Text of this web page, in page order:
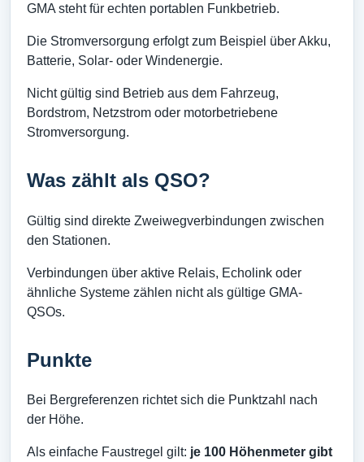
GMA steht für echten portablen Funkbetrieb.
Die Stromversorgung erfolgt zum Beispiel über Akku,
Batterie, Solar- oder Windenergie.
Nicht gültig sind Betrieb aus dem Fahrzeug,
Bordstrom, Netzstrom oder motorbetriebene
Stromversorgung.
Was zählt als QSO?
Gültig sind direkte Zweiwegverbindungen zwischen
den Stationen.
Verbindungen über aktive Relais, Echolink oder
ähnliche Systeme zählen nicht als gültige GMA-
QSOs.
Punkte
Bei Bergreferenzen richtet sich die Punktzahl nach
der Höhe.
Als einfache Faustregel gilt: je 100 Höhenmeter gibt